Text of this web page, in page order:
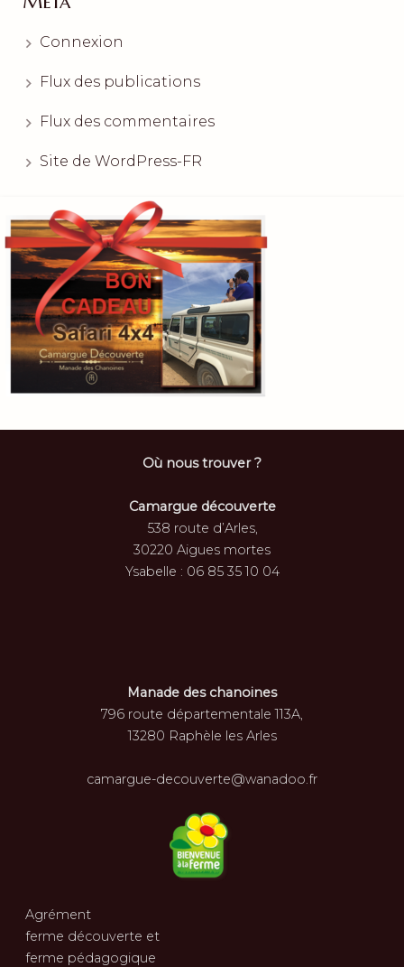
Connexion
Flux des publications
Flux des commentaires
Site de WordPress-FR
Où nous trouver ?
Camargue découverte
538 route d’Arles,
30220 Aigues mortes
Ysabelle : 06 85 35 10 04
Manade des chanoines
796 route départementale 113A,
13280 Raphèle les Arles
camargue-decouverte@wanadoo.fr
Agrément
ferme découverte et
ferme pédagogique